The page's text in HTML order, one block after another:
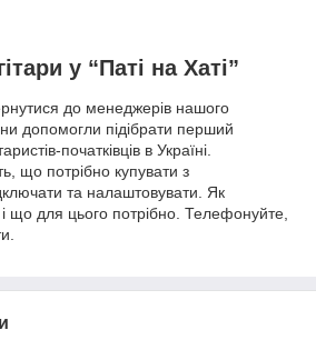
у “Паті на Хаті”
до менеджерів нашого
допомогли підібрати перший
початківців в Україні.
що потрібно купувати з
та налаштовувати. Як
що для цього потрібно. Телефонуйте,